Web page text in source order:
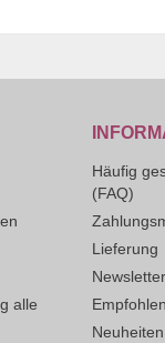
alle
Häufig
(FAQ)
Lieferung
Neuheiten